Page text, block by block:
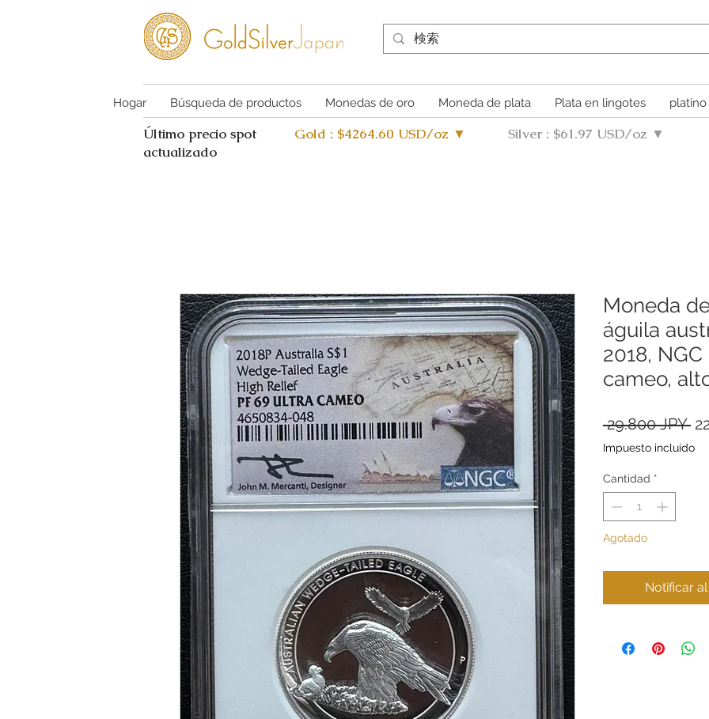
Hogar Búsqueda de productos Monedas de oro Moneda de plata Plata en lingotes platino
Último precio spot
actualizado
Gold : $4264.60 USD/oz ▼ Silver : $61.97 USD/oz ▼
Moneda
águila
2018,
cameo,
29.800 JPY
Impuesto incluido
Cantidad *
Agotado
Notificar